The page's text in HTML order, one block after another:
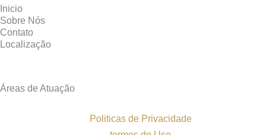
Inicio
Sobre Nós
Contato
Localização
Áreas de Atuação
Politicas de Privacidade